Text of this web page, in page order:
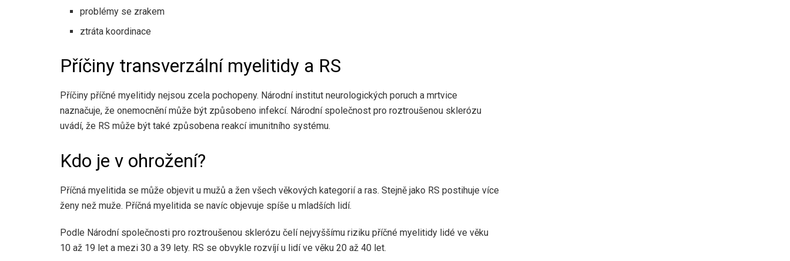
problémy se zrakem
ztráta koordinace
Příčiny transverzální myelitidy a RS
Příčiny příčné myelitidy nejsou zcela pochopeny. Národní institut neurologických poruch a mrtvice
naznačuje, že onemocnění může být způsobeno infekcí. Národní společnost pro roztroušenou sklerózu
uvádí, že RS může být také způsobena reakcí imunitního systému.
Kdo je v ohrožení?
Příčná myelitida se může objevit u mužů a žen všech věkových kategorií a ras. Stejně jako RS postihuje více
ženy než muže. Příčná myelitida se navíc objevuje spíše u mladších lidí.
Podle Národní společnosti pro roztroušenou sklerózu čelí nejvyššímu riziku příčné myelitidy lidé ve věku
10 až 19 let a mezi 30 a 39 lety. RS se obvykle rozvíjí u lidí ve věku 20 až 40 let.